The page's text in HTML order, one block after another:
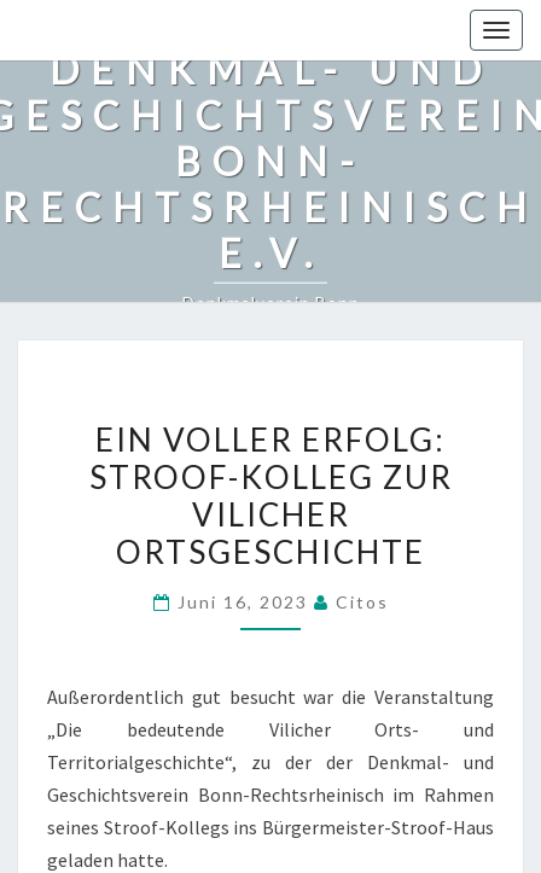
DENKMAL- UND
BONN-
RECHTSRHEINISCH
E.V.
Denkmalverein Bonn
I
N
V
O
L
E
R
O
L
EIN VOLLER ERFOLG:
STROOF-KOLLEG ZUR
VILICHER
ORTSGESCHICHTE
Juni 16, 2023 Citos
Außerordentlich gut besucht war die Veranstaltung
„Die bedeutende Vilicher Orts- und
Territorialgeschichte“, zu der der Denkmal- und
Geschichtsverein Bonn-Rechtsrheinisch im Rahmen
seines Stroof-Kollegs ins Bürgermeister-Stroof-Haus
geladen hatte.